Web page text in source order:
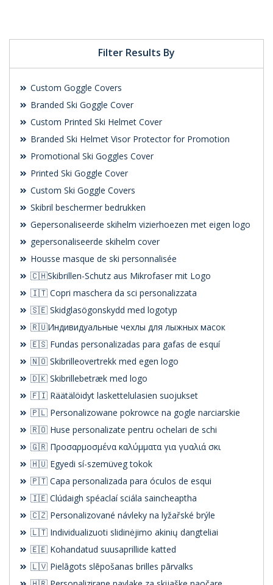
Filter Results By
Custom Goggle Covers
Branded Ski Goggle Cover
Custom Printed Ski Helmet Cover
Branded Ski Helmet Visor Protector for Promotion
Promotional Ski Goggles Cover
Printed Ski Goggle Cover
Custom Ski Goggle Covers
Skibril beschermer bedrukken
Gepersonaliseerde skihelm vizierhoezen met eigen logo
gepersonaliseerde skihelm cover
Housse masque de ski personnalisée
🇨🇭Skibrillen-Schutz aus Mikrofaser mit Logo
🇮🇹 Copri maschera da sci personalizzata
🇸🇪 Skidglasögonskydd med logotyp
🇷🇺Индивидуальные чехлы для лыжных масок
🇪🇸 Fundas personalizadas para gafas de esquí
🇳🇴 Skibrilleovertrekk med egen logo
🇩🇰 Skibrillebetræk med logo
🇫🇮 Räätälöidyt laskettelulasien suojukset
🇵🇱 Personalizowane pokrowce na gogle narciarskie
🇷🇴 Huse personalizate pentru ochelari de schi
🇬🇷 Προσαρμοσμένα καλύμματα για γυαλιά σκι
🇭🇺 Egyedi sí-szemüveg tokok
🇵🇹 Capa personalizada para óculos de esqui
🇮🇪 Clúdaigh spéaclaí sciála saincheaptha
🇨🇿 Personalizované návleky na lyžařské brýle
🇱🇹 Individualizuoti slidinėjimo akinių dangteliai
🇪🇪 Kohandatud suusaprillide katted
🇱🇻 Pielāgots slēpošanas brilles pārvalks